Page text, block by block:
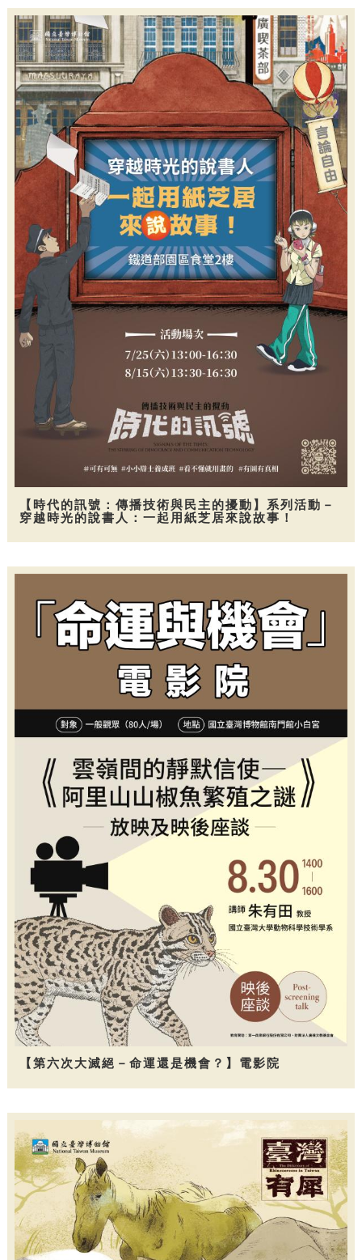
【時代的訊號：傳播技術與民主的擾動】系列活動－
穿越時光的說書人：一起用紙芝居來說故事！
【第六次大滅絕－命運還是機會？】電影院